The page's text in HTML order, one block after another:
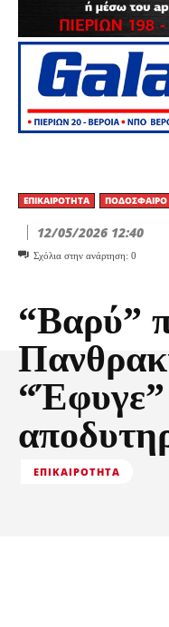
ΕΠΙΚΑΙΡΌΤΗΤΑ ΠΟΔΌΣΦΑΙΡΟ
12/05/2026 12:40
Σχόλια στην ανάρτηση: 0
“Βαρύ”
ΕΠΙΚΑΙΡΌΤΗΤΑ